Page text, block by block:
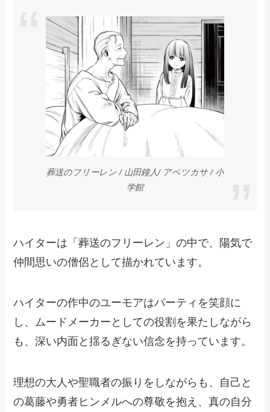
葬送のフリーレン / 山田鐘人/ アベツカサ / 小
学館
ハイターは「葬送のフリーレン」の中で、陽気で
仲間思いの僧侶として描かれています。
ハイターの作中のユーモアはパーティを笑顔に
し、ムードメーカーとしての役割を果たしながら
も、深い内面と揺るぎない信念を持っています。
理想の大人や聖職者の振りをしながらも、自己と
の葛藤や勇者ヒンメルへの尊敬を抱え、真の自分